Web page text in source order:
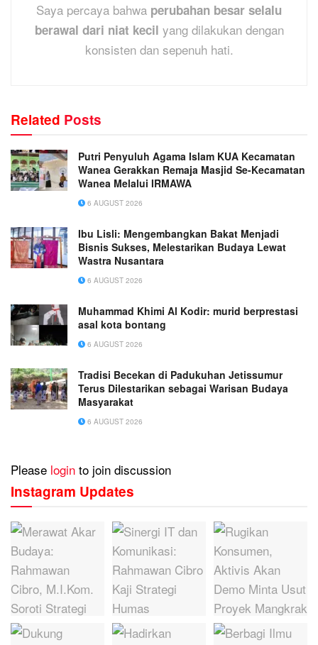
Saya percaya bahwa perubahan besar selalu
berawal dari niat kecil yang dilakukan dengan
konsisten dan sepenuh hati.
Related Posts
Putri Penyuluh Agama Islam KUA Kecamatan
Wanea Gerakkan Remaja Masjid Se-Kecamatan
Wanea Melalui IRMAWA
6 AUGUST 2026
Ibu Lisli: Mengembangkan Bakat Menjadi
Bisnis Sukses, Melestarikan Budaya Lewat
Wastra Nusantara
6 AUGUST 2026
Muhammad Khimi Al Kodir: murid berprestasi
asal kota bontang
6 AUGUST 2026
Tradisi Becekan di Padukuhan Jetissumur
Terus Dilestarikan sebagai Warisan Budaya
Masyarakat
6 AUGUST 2026
Please login to join discussion
Instagram Updates